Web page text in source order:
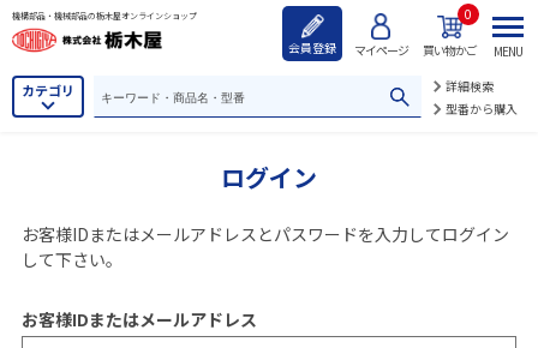
機構部品・機械部品の栃木屋オンラインショップ
会員登録 マイページ 買い物かご
0
カテゴリ
詳細検索
型番から購入
MENU
ログイン
お客様IDまたはメールアドレス とパスワードを入力してログイン
して下さい。
お客様IDまたはメールアドレス